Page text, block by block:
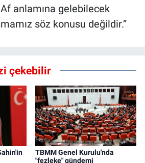
anlamına gelebilecek
söz konusu değildir.”
çekebilir
TBMM Genel Kurulu'nda
"fezleke" gündemi